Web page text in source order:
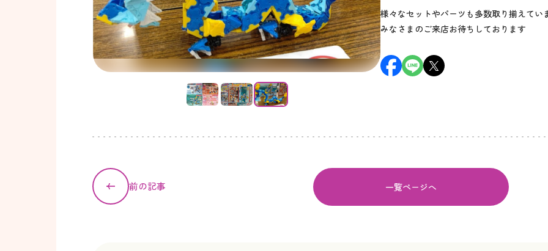
様々なセットやパーツも多数取り揃えてい
みなさまのご来店お待ちしております
前の記事 一覧ページへ